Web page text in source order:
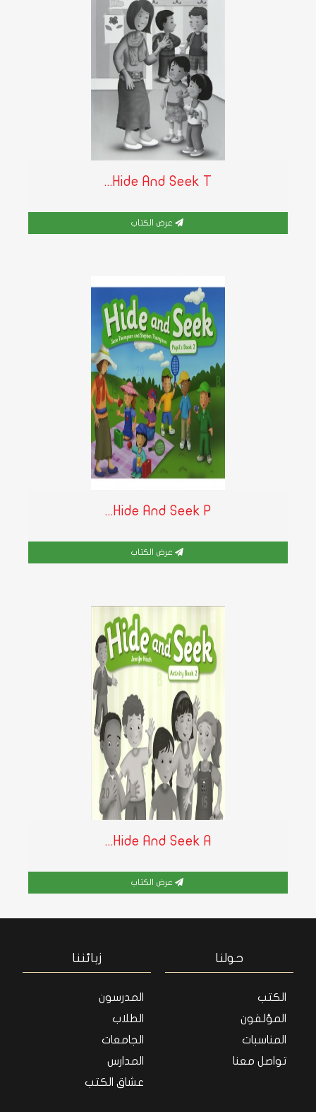
Hide And Seek T...
عرض الكتاب
Hide And Seek P...
عرض الكتاب
Hide And Seek A...
عرض الكتاب
حولنا
الكتب
المؤلفون
المناسبات
تواصل معنا
زبائننا
المدرسون
الطلاب
الجامعات
المدارس
عشاق الكتب